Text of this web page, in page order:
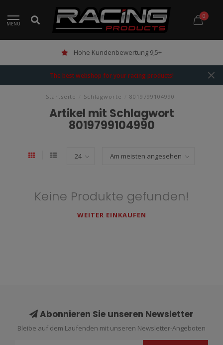
MENU
0
Hohe Kundenbewertung 9,5+
The best webshop for your racing products!
Startseite Schlagworte 8019799104990
Artikel mit Schlagwort
8019799104990
Keine Produkte gefunden!
WEITER EINKAUFEN
Abonnieren Sie unseren Newsletter
Bleibe auf dem Laufenden mit unseren Newsletter-Angeboten